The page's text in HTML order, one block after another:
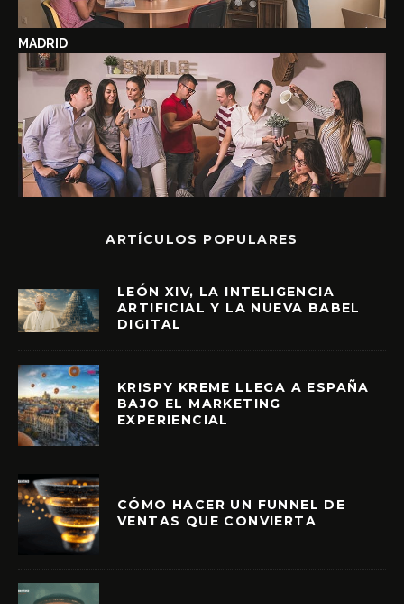
MADRID
ARTÍCULOS POPULARES
LEÓN XIV, LA INTELIGENCIA
ARTIFICIAL Y LA NUEVA BABEL
DIGITAL
KRISPY KREME LLEGA A ESPAÑA
BAJO EL MARKETING
EXPERIENCIAL
CÓMO HACER UN FUNNEL DE
VENTAS QUE CONVIERTA